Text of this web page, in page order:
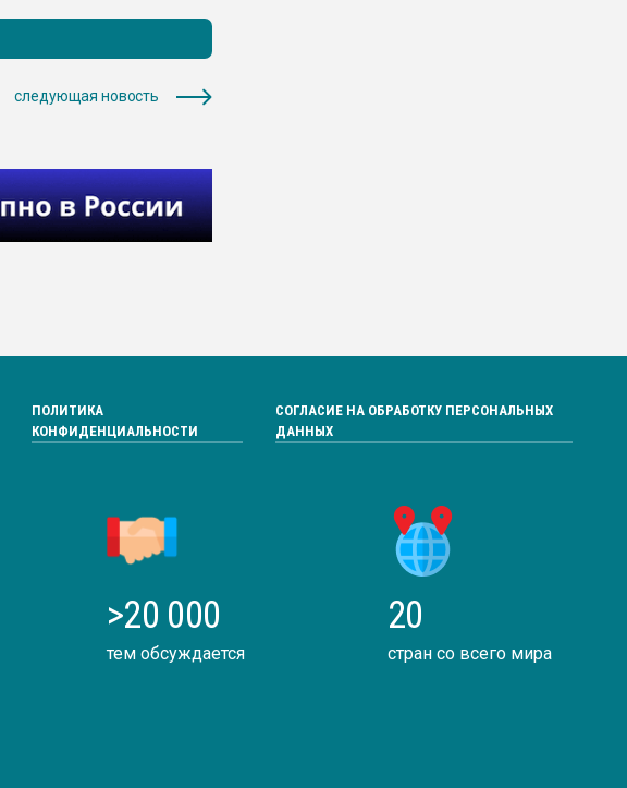
следующая новость
ПОЛИТИКА
КОНФИДЕНЦИАЛЬНОСТИ
СОГЛАСИЕ НА ОБРАБОТКУ ПЕРСОНАЛЬНЫХ
ДАННЫХ
>20 000
тем обсуждается
20
стран со всего мира